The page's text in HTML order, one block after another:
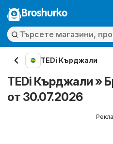
Broshurko
TEDi Кърджали
TEDi Кърджали »
от 30.07.2026